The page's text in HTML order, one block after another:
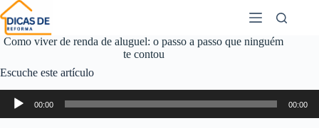
Como viver de renda de aluguel: o passo a passo que ninguém
te contou
Escuche este artículo
Reproductor
audio
00:00 00:00